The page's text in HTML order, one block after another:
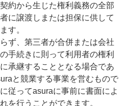
約から生じた権利義務の全部
に譲渡しまたは担保に供して
す。
ず、第三者が合併または会社
手続きに則って利用者の権利
承継することとなる場合であ
と競業する事業を営むもので
従ってasuraに事前に書面によ
を行うことができます。